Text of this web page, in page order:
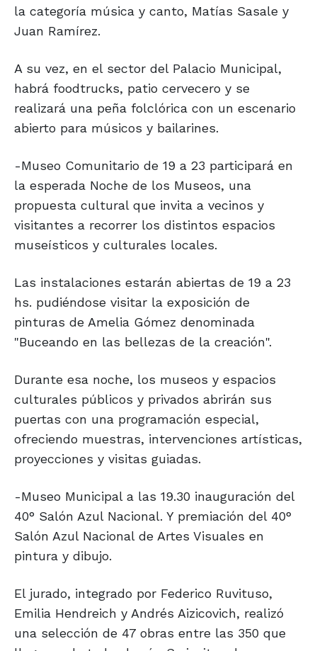
la categoría música y canto, Matías Sasale y
Juan Ramírez.
A su vez, en el sector del Palacio Municipal,
habrá foodtrucks, patio cervecero y se
realizará una peña folclórica con un escenario
abierto para músicos y bailarines.
-Museo Comunitario de 19 a 23 participará en
la esperada Noche de los Museos, una
propuesta cultural que invita a vecinos y
visitantes a recorrer los distintos espacios
museísticos y culturales locales.
Las instalaciones estarán abiertas de 19 a 23
hs. pudiéndose visitar la exposición de
pinturas de Amelia Gómez denominada
"Buceando en las bellezas de la creación".
Durante esa noche, los museos y espacios
culturales públicos y privados abrirán sus
puertas con una programación especial,
ofreciendo muestras, intervenciones artísticas,
proyecciones y visitas guiadas.
-Museo Municipal a las 19.30 inauguración del
40° Salón Azul Nacional. Y premiación del 40°
Salón Azul Nacional de Artes Visuales en
pintura y dibujo.
El jurado, integrado por Federico Ruvituso,
Emilia Hendreich y Andrés Aizicovich, realizó
una selección de 47 obras entre las 350 que